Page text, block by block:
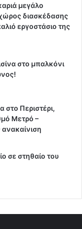
μεγάλο
διασκέδασης
εργοστάσιο της
στο μπαλκόνι
στο Περιστέρι,
Μετρό –
σε στηθαίο του